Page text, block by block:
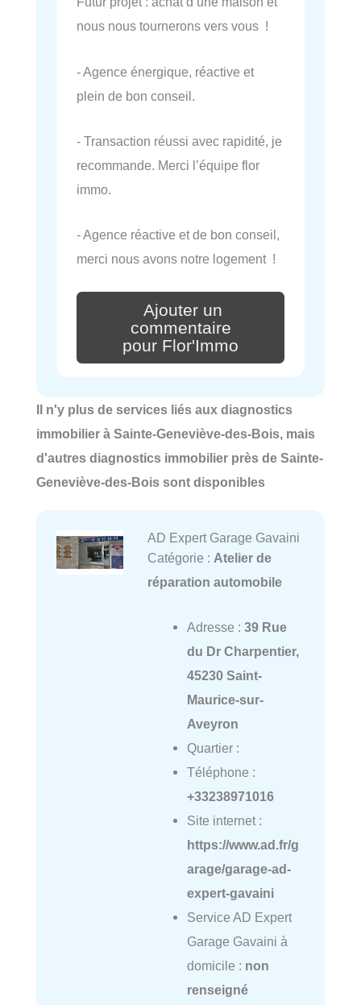
nous nous tournerons vers vous !
- Agence énergique, réactive et
plein de bon conseil.
- Transaction réussi avec rapidité, je
recommande. Merci l’équipe flor
immo.
- Agence réactive et de bon conseil,
merci nous avons notre logement !
Ajouter un
commentaire
pour Flor'Immo
Il n'y plus de services liés aux diagnostics
immobilier à Sainte-Geneviève-des-Bois, mais
d'autres diagnostics immobilier près de Sainte-
Geneviève-des-Bois sont disponibles
AD Expert Garage Gavaini
Catégorie : Atelier de
réparation automobile
Adresse : 39 Rue
du Dr Charpentier,
45230 Saint-
Maurice-sur-
Aveyron
Quartier :
Téléphone :
+33238971016
Site internet :
https://www.ad.fr/g
arage/garage-ad-
expert-gavaini
Service AD Expert
Garage Gavaini à
domicile : non
renseigné